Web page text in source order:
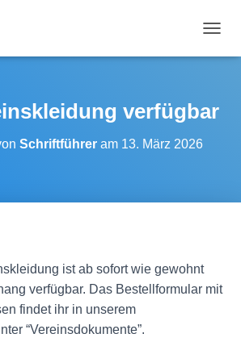
verfügbar
Schriftführeram 13. März 2026
ist ab sofort wie gewohnt
verfügbar. Das Bestellformular mit
findet ihr in unserem
“Vereinsdokumente”.